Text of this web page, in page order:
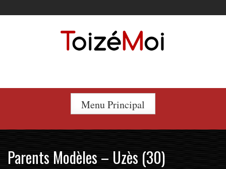
to
Menu Principal
Parents Modèles – Uzès (30)